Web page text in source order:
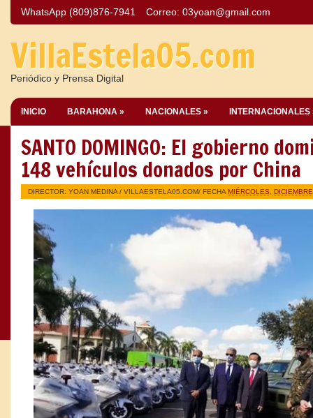
WhatsApp (809)876-7941 Correo: 03yoan@gmail.com
VillaEstela05.com
Periódico y Prensa Digital
INICIO BARAHONA » NACIONALES » INTERNACIONALES
SANTO DOMINGO: El gobierno
148 vehículos donados por China
DIRECTOR: YOAN MEDINA / VILLAESTELA05.COM/ FECHA MIÉRCOLES,